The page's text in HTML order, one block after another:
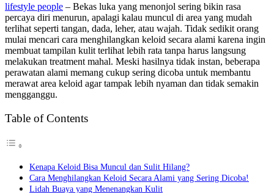
lifestyle people – Bekas luka yang menonjol sering bikin rasa
percaya diri menurun, apalagi kalau muncul di area yang mudah
terlihat seperti tangan, dada, leher, atau wajah. Tidak sedikit orang
mulai mencari cara menghilangkan keloid secara alami karena ingin
membuat tampilan kulit terlihat lebih rata tanpa harus langsung
melakukan treatment mahal. Meski hasilnya tidak instan, beberapa
perawatan alami memang cukup sering dicoba untuk membantu
merawat area keloid agar tampak lebih nyaman dan tidak semakin
mengganggu.
Table of Contents
Kenapa Keloid Bisa Muncul dan Sulit Hilang?
Cara Menghilangkan Keloid Secara Alami yang Sering Dicoba!
Lidah Buaya yang Menenangkan Kulit